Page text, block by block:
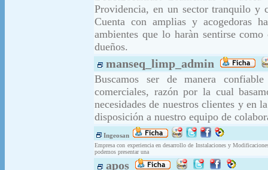
Providencia, en un sector tranquilo y
Cuenta con amplias y acogedoras
ambientes que lo haràn sentirse
dueños.
manseq_limp_admin
Buscamos ser de manera
comerciales, razón por la cual
necesidades de nuestros clientes y en
disposición a nuestro equipo de
Ingeosan
Empresa con experiencia en desarrollo de Instalaciones y
podemos presentar una
apos